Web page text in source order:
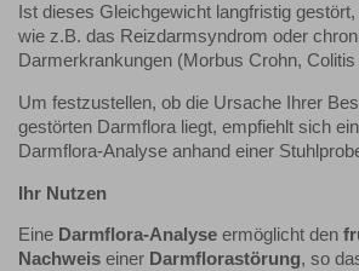
Ist dieses Gleichgewicht langfristig
wie z.B. das Reizdarmsyndrom oder
Darmerkrankungen (Morbus Crohn,
Um festzustellen, ob die Ursache Ihrer
gestörten Darmflora liegt, empfiehlt sich
Darmflora-Analyse anhand einer
Ihr Nutzen
Eine Darmflora-Analyse ermöglicht den
Nachweis einer Darmflorastörung, so